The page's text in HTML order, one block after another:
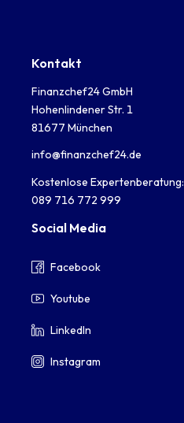
Kontakt
Finanzchef24 GmbH
Hohenlindener Str. 1
81677 München
info@finanzchef24.de
Kostenlose Expertenberatung:
089 716 772 999
Social Media
Facebook
Youtube
LinkedIn
Instagram